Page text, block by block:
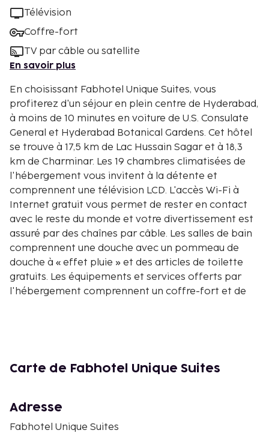
Télévision
Coffre-fort
TV par câble ou satellite
En savoir plus
En choisissant Fabhotel Unique Suites, vous
profiterez d'un séjour en plein centre de Hyderabad,
à moins de 10 minutes en voiture de U.S. Consulate
General et Hyderabad Botanical Gardens. Cet hôtel
se trouve à 17,5 km de Lac Hussain Sagar et à 18,3
km de Charminar. Les 19 chambres climatisées de
l'hébergement vous invitent à la détente et
comprennent une télévision LCD. L'accès Wi-Fi à
Internet gratuit vous permet de rester en contact
avec le reste du monde et votre divertissement est
assuré par des chaînes par câble. Les salles de bain
comprennent une douche avec un pommeau de
douche à « effet pluie » et des articles de toilette
gratuits. Les équipements et services offerts par
l'hébergement comprennent un coffre-fort et de
Waverock Technology Park - 2,9 km
Parc technologique Ascendas IT Park - 4,5 km
Microsoft India - 4,7 km
Carte de Fabhotel Unique Suites
Adresse
Fabhotel Unique Suites